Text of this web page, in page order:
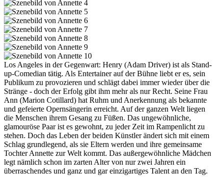
Los Angeles in der Gegenwart: Henry (Adam Driver) ist als Stand-
up-Comedian tätig. Als Entertainer auf der Bühne liebt er es, sein
Publikum zu provozieren und schlägt dabei immer wieder über die
Stränge - doch der Erfolg gibt ihm mehr als nur Recht. Seine Frau
Ann (Marion Cotillard) hat Ruhm und Anerkennung als bekannte
und gefeierte Opernsängerin erreicht. Auf der ganzen Welt liegen
die Menschen ihrem Gesang zu Füßen. Das ungewöhnliche,
glamouröse Paar ist es gewohnt, zu jeder Zeit im Rampenlicht zu
stehen. Doch das Leben der beiden Künstler ändert sich mit einem
Schlag grundlegend, als sie Eltern werden und ihre gemeinsame
Tochter Annette zur Welt kommt. Das außergewöhnliche Mädchen
legt nämlich schon im zarten Alter von nur zwei Jahren ein
überraschendes und ganz und gar einzigartiges Talent an den Tag.